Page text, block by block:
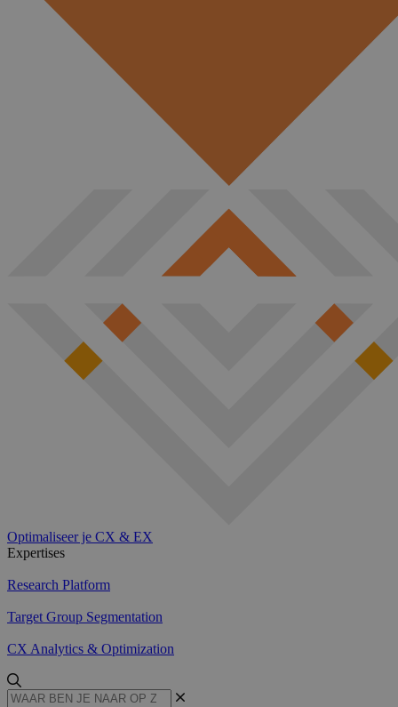
Optimaliseer je CX & EX
Expertises
Research Platform
Target Group Segmentation
CX Analytics & Optimization